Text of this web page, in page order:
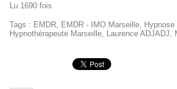
Lu 1690 fois
Tags : EMDR EMDR - IMO Marseille Hypnose
Hypnothérapeute Marseille Laurence ADJADJ